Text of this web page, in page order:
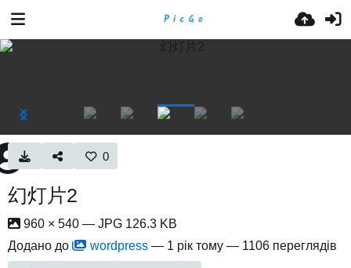
0
幻灯片2
960 × 540 — JPG 126.3 KB
Додано до
wordpress — 1 рік тому — 1106 переглядів